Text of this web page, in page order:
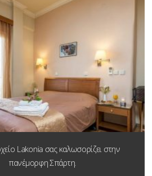
Lakonia σας καλωσορίζει στην
πανέμορφη Σπάρτη.